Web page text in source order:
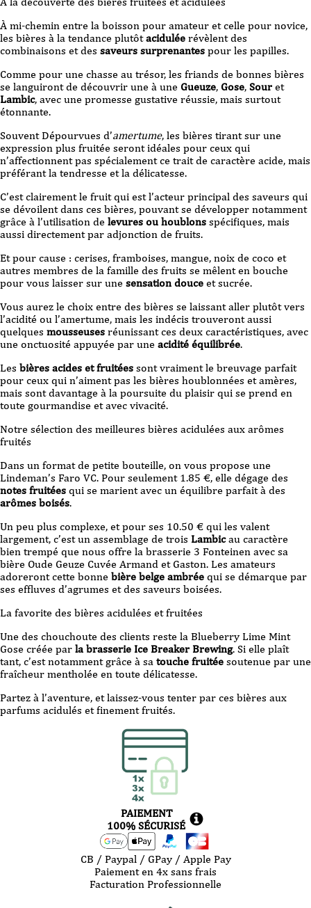
CAN
À mi-chemin entre la boisson pour amateur et celle pour novice,
les bières à la tendance plutôtacidulée révèlent des
combinaisons et des saveurs surprenantes pour les papilles.
Comme pour une chasse au trésor, les friands de bonnes bières
se languiront de découvrir une à une Gueuze, Gose, Sour et
Lambic, avec une promesse gustative réussie, mais surtout
étonnante.
Souvent Dépourvues d’amertume, les bières tirant sur une
expression plus fruitée seront idéales pour ceux qui
n’affectionnent pas spécialement ce trait de caractère acide, mais
préférant la tendresse et la délicatesse.
C’est clairement le fruit qui est l’acteur principal des saveurs qui
se dévoilent dans ces bières, pouvant se développer notamment
grâce à l’utilisation de levures ou houblons spécifiques, mais
aussi directement par adjonction de fruits.
Et pour cause : cerises, framboises, mangue, noix de coco et
autres membres de la famille des fruits se mêlent en bouche
pour vous laisser sur une sensation douce et sucrée.
Vous aurez le choix entre des bières se laissant aller plutôt vers
l’acidité ou l’amertume, mais les indécis trouveront aussi
quelques mousseuses réunissant ces deux caractéristiques, avec
une onctuosité appuyée par une acidité équilibrée.
Les bières acides et fruitées sont vraiment le breuvage parfait
pour ceux qui n’aiment pas les bières houblonnées et amères,
mais sont davantage à la poursuite du plaisir qui se prend en
toute gourmandise et avec vivacité.
Notre sélection des meilleures bières acidulées aux arômes
fruités
Dans un format de petite bouteille, on vous propose une
Lindeman’s Faro VC. Pour seulement 1.85 €, elle dégage des
notes fruitées qui se marient avec un équilibre parfait à des
arômes boisés.
Un peu plus complexe, et pour ses 10.50 € qui les valent
largement, c’est un assemblage de trois Lambicau caractère
bien trempé que nous offre la brasserie 3 Fonteinen avec sa
bière Oude Geuze Cuvée Armand et Gaston. Les amateurs
adoreront cette bonne bière belge ambrée qui se démarque par
ses effluves d’agrumes et des saveurs boisées.
La favorite des bières acidulées et fruitées
Une des chouchoute des clients reste la Blueberry Lime Mint
Gose créée par la brasserie Ice Breaker Brewing. Si elle plaît
tant, c’est notamment grâce à sa touche fruitée soutenue par une
fraîcheur mentholée en toute délicatesse.
Partez à l’aventure, et laissez-vous tenter par ces bières aux
parfums acidulés et finement fruités.
PAIEMENT
100% SÉCURISÉ
CB / Paypal / GPay / Apple Pay
Paiement en 4x sans frais
Facturation Professionnelle